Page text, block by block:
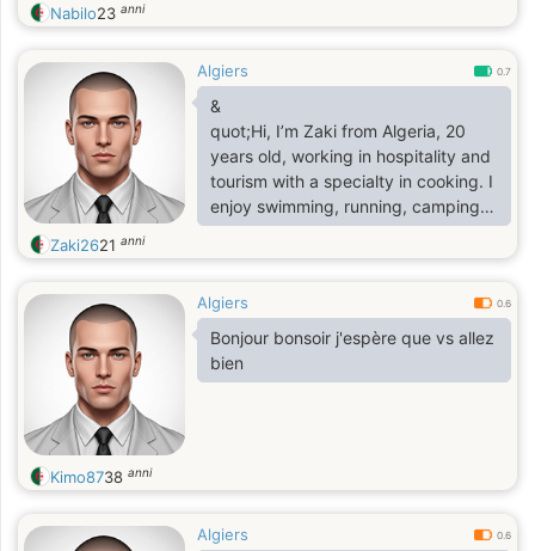
Nabilo23 anni
Algiers 0.7
&
quot;Hi, I’m Zaki from Algeria, 20
years old, working in hospitality and
tourism with a specialty in cooking. I
enjoy swimming, running, camping,
and occasionally reading books, and
I love music that lifts the mood. I
appreciating the simple moments in
life. I’m looking for a serious
relationship with someone
respectful, who enjoys honest
Zaki2621 anni
Algiers 0.6
Bonjour bonsoir j'espère que vs allez
bien
Kimo8738 anni
Algiers 0.6